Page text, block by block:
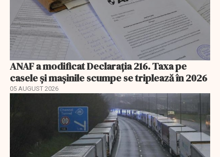
ANAF a modificat Declarația 216. Taxa pe
casele și mașinile scumpe se triplează în 2026
05 AUGUST 2026